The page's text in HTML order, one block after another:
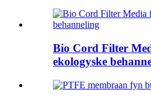
Bio Cord Filter
ekologyske